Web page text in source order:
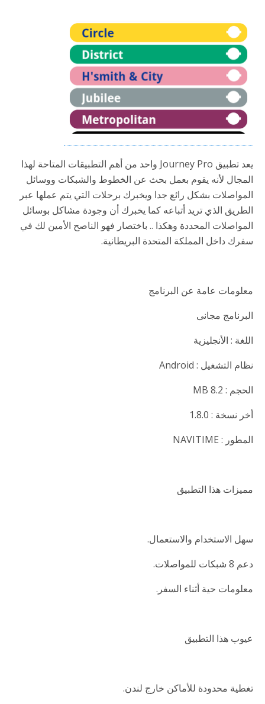
يعد تطبيق Journey Pro واحد من أهم التطبيقات المتاحة لهذا
المجال لأنه يقوم بعمل بحث عن الخطوط والشبكات ووسائل
المواصلات بشكل رائع جدا ويخبرك برحلات التي يتم عملها عبر
الطريق الذي تريد أتباعه كما يخبرك أن وجودة مشاكل بوسائل
المواصلات المحددة وهكذا .. باختصار فهو الناصح الأمين لك في
سفرك داخل المملكة المتحدة البريطانية.
معلومات عامة عن البرنامج
البرنامج مجانى
اللغة : الأنجليزية
نظام التشغيل : Android
الحجم : 8.2 MB
أخر نسخة : 1.8.0
المطور : NAVITIME
مميزات هذا التطبيق
سهل الاستخدام والاستعمال.
دعم 8 شبكات للمواصلات.
معلومات حية أثناء السفر.
عيوب هذا التطبيق
تغطية محدودة للأماكن خارج لندن.